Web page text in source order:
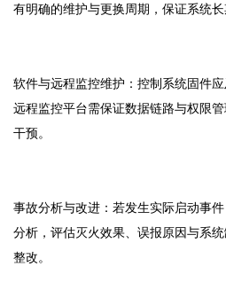
有明确的维护与更换周期，保证系统长
软件与远程监控维护：控制系统固件
远程监控平台需保证数据链路与权限
干预。
事故分析与改进：若发生实际启动事
分析，评估灭火效果、误报原因与系
整改。